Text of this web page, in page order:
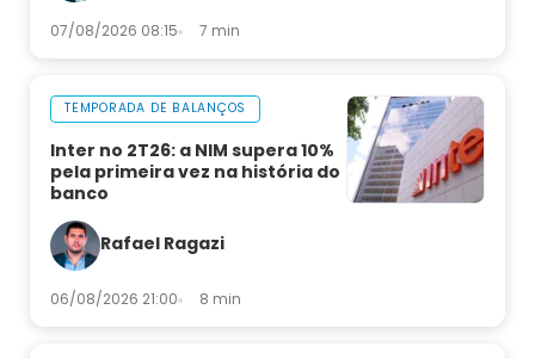
07/08/2026 08:15 7 min
TEMPORADA DE BALANÇOS
Inter no 2T26: a NIM supera 10%
pela primeira vez na história do
banco
Rafael Ragazi
06/08/2026 21:00 8 min